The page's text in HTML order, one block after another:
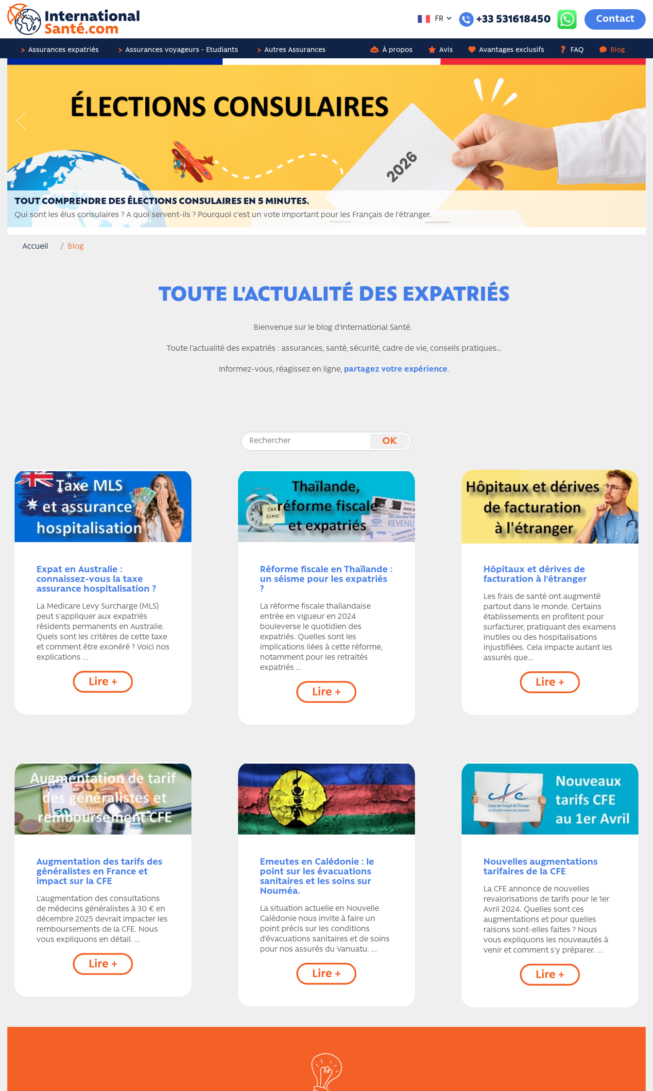
FR +33 531618450 Contact
Assurances expatriés Assurances voyageurs - Etudiants Autres Assurances À propos Avis Avantages exclusifs FAQ Blog
TOUT COMPRENDRE DES ÉLECTIONS CONSULAIRES EN 5 MINUTES.
Qui sont les élus consulaires ? A quoi servent-ils ? Pourquoi c'est un vote important pour les Français de l'étranger.
Accueil Blog
TOUTE L'ACTUALITÉ DES EXPATRIÉS
Bienvenue sur le blog d'International Santé.
Toute l’actualité des expatriés : assurances, santé, sécurité, cadre de vie, conseils pratiques…
Informez-vous, réagissez en ligne, partagez votre expérience.
Expat en Australie :
connaissez-vous la taxe
assurance hospitalisation ?
La Medicare Levy Surcharge (MLS)
peut s'appliquer aux expatriés
résidents permanents en Australie.
Quels sont les critères de cette taxe
et comment être exonéré ? Voici nos
explications ...
Réforme fiscale en Thaïlande :
un séisme pour les expatriés
?
La réforme fiscale thaïlandaise
entrée en vigueur en 2024
bouleverse le quotidien des
expatriés. Quelles sont les
implications liées à cette réforme,
notamment pour les retraités
expatriés ...
Hôpitaux et dérives de
facturation à l'étranger
Les frais de santé ont augmenté
partout dans le monde. Certains
établissements en profitent pour
surfacturer, pratiquant des examens
inutiles ou des hospitalisations
injustifiées. Cela impacte autant les
assurés que...
Augmentation des tarifs des
généralistes en France et
impact sur la CFE
L'augmentation des consultations
de médecins généralistes à 30 € en
décembre 2025 devrait impacter les
remboursements de la CFE. Nous
vous expliquons en détail. ...
Emeutes en Calédonie : le
point sur les évacuations
sanitaires et les soins sur
Nouméa.
La situation actuelle en Nouvelle
Calédonie nous invite à faire un
point précis sur les conditions
d’évacuations sanitaires et de soins
pour nos assurés du Vanuatu. ...
Nouvelles augmentations
tarifaires de la CFE
La CFE annonce de nouvelles
revalorisations de tarifs pour le 1er
Avril 2024. Quelles sont ces
augmentations et pour quelles
raisons sont-elles faites ? Nous
vous expliquons les nouveautés à
venir et comment s'y préparer. ...